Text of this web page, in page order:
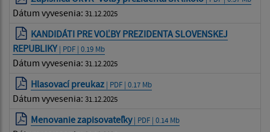
Dátum vyvesenia: 31.12.2025
KANDIDÁTI PRE VOĽBY PREZIDENTA SLOVENSKEJ
REPUBLIKY | PDF | 0.19 Mb
Dátum vyvesenia: 31.12.2025
Hlasovací preukaz | PDF | 0.17 Mb
Dátum vyvesenia: 31.12.2025
Menovanie zapisovateľky| PDF | 0.14 Mb